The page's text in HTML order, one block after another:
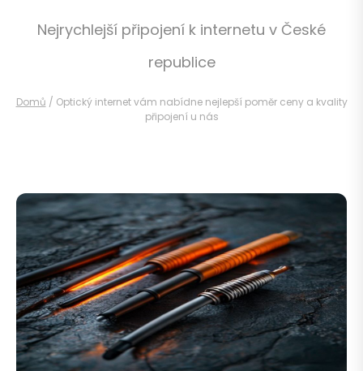
Nejrychlejší připojení k internetu v České
republice
Domů / Optický internet vám nabídne nejlepší poměr ceny a kvality
připojení u nás